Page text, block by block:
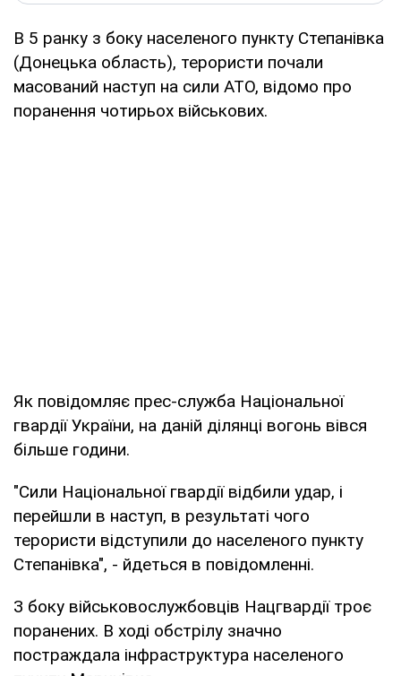
В 5 ранку з боку населеного пункту Степанівка
(Донецька область), терористи почали
масований наступ на сили АТО, відомо про
поранення чотирьох військових.
Як повідомляє прес-служба Національної
гвардії України, на даній ділянці вогонь вівся
більше години.
"Сили Національної гвардії відбили удар, і
перейшли в наступ, в результаті чого
терористи відступили до населеного пункту
Степанівка", - йдеться в повідомленні.
З боку військовослужбовців Нацгвардії троє
поранених. В ході обстрілу значно
постраждала інфраструктура населеного